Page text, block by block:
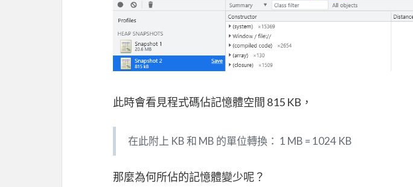
此時會看見程式碼佔記憶體空間 815 KB，
在此附上 KB 和 MB 的單位轉換： 1 MB = 1024 KB
那麼為何所佔的記憶體變少呢？